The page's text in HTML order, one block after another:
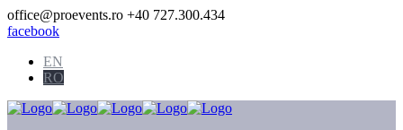
office@proevents.ro +40 727.300.434
facebook
EN
RO